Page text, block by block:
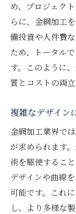
プロと
金網加工
ト
高品質
コスト
高精度
資材の
トータ
め、プロジェク
らに、金網加工
備投資や人件費
ため、トータル
す。このように
質とコストの両
複雑なデザイン
金網加工業界で
が求められます
術を駆使するこ
デザインや曲線
可能です。これ
し、より多様な